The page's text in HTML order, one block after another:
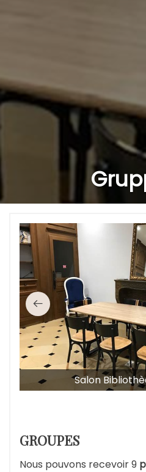
Salon
GROUPES
Nous pouvons recevoir 9